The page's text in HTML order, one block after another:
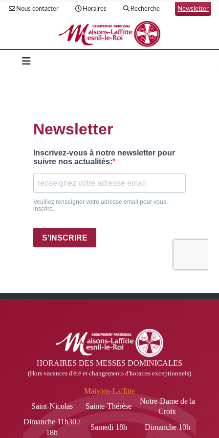
Nous contacter Horaires Recherche Newsletter
HORAIRES DES MESSES DOMINICALES
(Hors vacances d'été et changements d'horaires exceptionnels)
Maisons-Laffitte
Saint-Nicolas
Sainte-Thérèse
Notre-Dame de la
Croix
Dimanche 11h30 /
18h
Samedi 18h Dimanche 10h